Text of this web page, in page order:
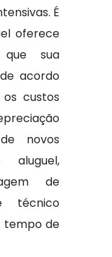
É
oferece
que sua
acordo
custos
novos
aluguel,
de
técnico
tempo de